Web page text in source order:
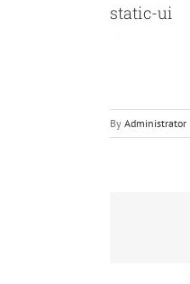
static-ui
By Administrator